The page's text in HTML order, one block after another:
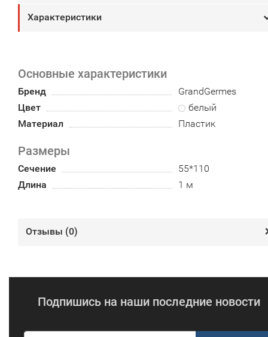
Характеристики
Основные характеристики
Бренд
GrandGermes
Цвет
белый
Материал
Пластик
Размеры
Сечение
55*110
Длина
1 м
Отзывы (0)
Подпишись на наши последние новости